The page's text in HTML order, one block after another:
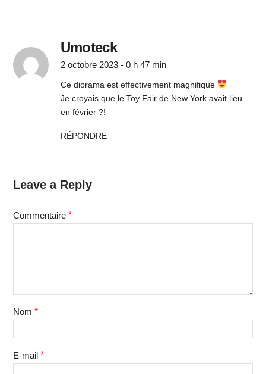
Umoteck
2 octobre 2023 - 0 h 47 min
Ce diorama est effectivement magnifique
Je croyais que le Toy Fair de New York avait lieu
en février ?!
RÉPONDRE
Leave a Reply
Commentaire *
Nom *
E-mail *